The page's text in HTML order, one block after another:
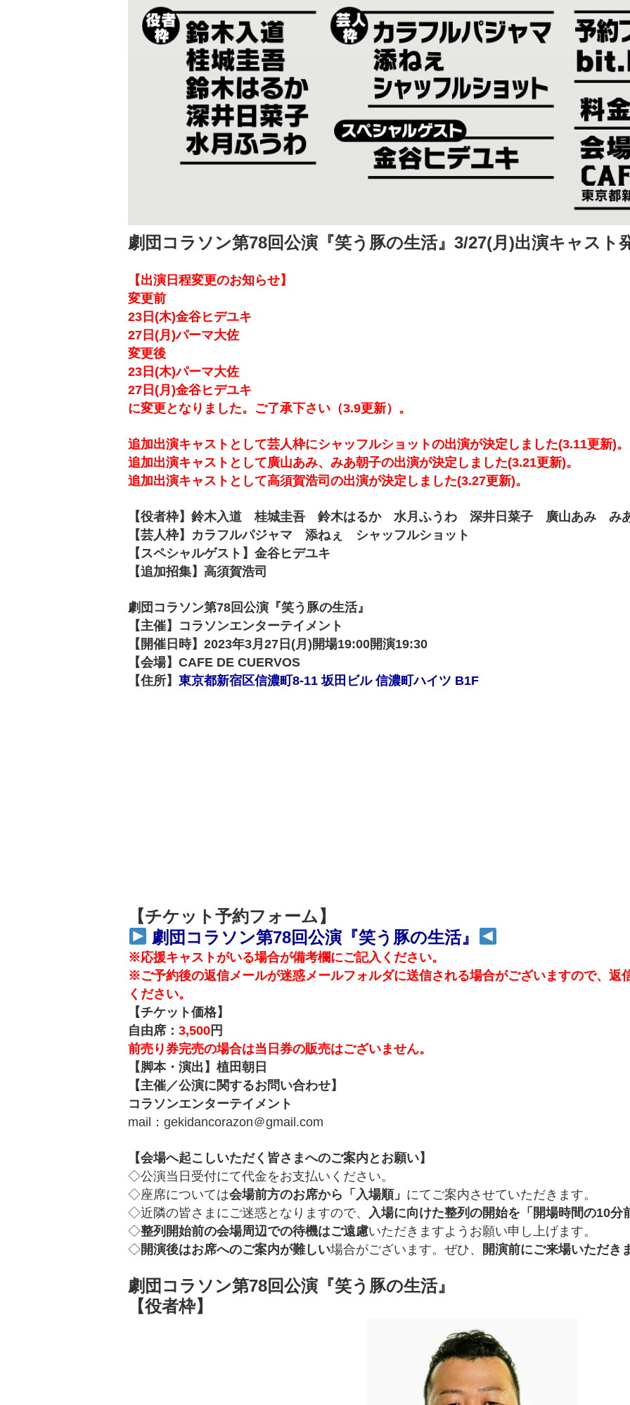
劇団コラソン第78回公演『笑う豚の生活』3/27(月)出演キャスト
【出演日程変更のお知らせ】
変更前
23日(木)金谷ヒデユキ
27日(月)パーマ大佐
変更後
23日(木)パーマ大佐
27日(月)金谷ヒデユキ
に変更となりました。ご了承下さい（3.9更新）。
追加出演キャストとして芸人枠にシャッフルショットの出演が決定しました(3.11更新)。
追加出演キャストとして廣山あみ、みあ朝子の出演が決定しました(3.21更新)。
追加出演キャストとして高須賀浩司の出演が決定しました(3.27更新)。
【役者枠】鈴木入道 桂城圭吾 鈴木はるか 水月ふうわ 深井日菜子 廣山あみ み
【芸人枠】カラフルパジャマ 添ねぇ シャッフルショット
【スペシャルゲスト】金谷ヒデユキ
【追加招集】高須賀浩司
劇団コラソン第78回公演『笑う豚の生活』
【主催】コラソンエンターテイメント
【開催日時】2023年3月27日(月)開場19:00開演19:30
【会場】CAFE DE CUERVOS
【住所】 東京都新宿区信濃町8-11 坂田ビル 信濃町ハイツ B1F
【チケット予約フォーム】
劇団コラソン第78回公演『笑う豚の生活』
※応援キャストがいる場合が備考欄にご記入ください。
※ご予約後の返信メールが迷惑メールフォルダに送信される場合がございますので、返
ください。
【チケット価格】
自由席： 3,500 円
前売り券完売の場合は当日券の販売はございません。
【脚本・演出】植田朝日
【主催／公演に関するお問い合わせ】
コラソンエンターテイメント
mail：gekidancorazon＠gmail.com
【会場へ起こしいただく皆さまへのご案内とお願い】
◇公演当日受付にて代金をお支払いください。
◇座席については会場前方のお席から「入場順」 にてご案内させていただきます。
◇近隣の皆さまにご迷惑となりますので、
入場に向けた整列の開始を「開場時間の10分
◇整列開始前の会場周辺での待機はご遠慮いただきますようお願い申し上げます。
◇開演後はお席へのご案内が難しい場合がございます。ぜひ、 開演前にご来場いただき
劇団コラソン第78回公演『笑う豚の生活』
【役者枠】